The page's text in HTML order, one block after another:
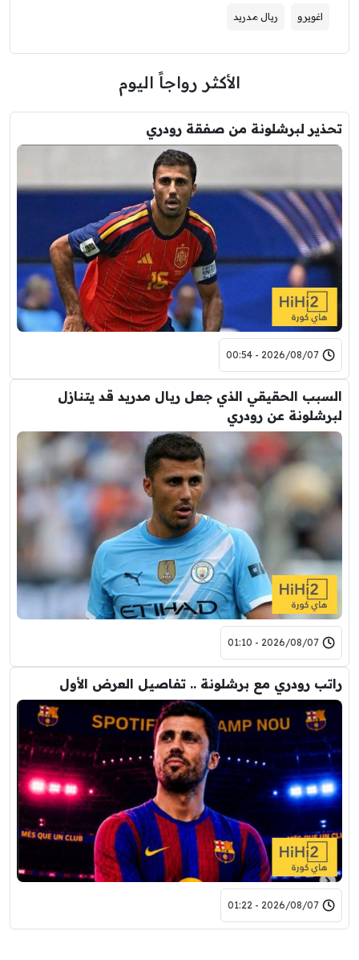
اغويرو ريال مدريد
الأكثر رواجاً اليوم
تحذير لبرشلونة من صفقة رودري
2026/08/07 - 00:54
السبب الحقيقي الذي جعل ريال مدريد قد يتنازل
لبرشلونة عن رودري
2026/08/07 - 01:10
راتب رودري مع برشلونة .. تفاصيل العرض الأول
2026/08/07 - 01:22